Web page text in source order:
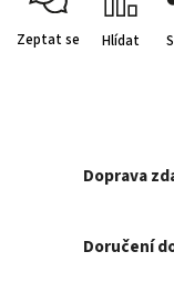
Zeptat se Hlídat
Doprava
Doručení